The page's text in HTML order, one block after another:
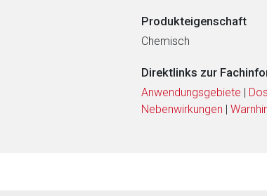
Produkteigenschaft
Chemisch
Direktlinks zur
Anwendungsgebiete |
Nebenwirkungen |